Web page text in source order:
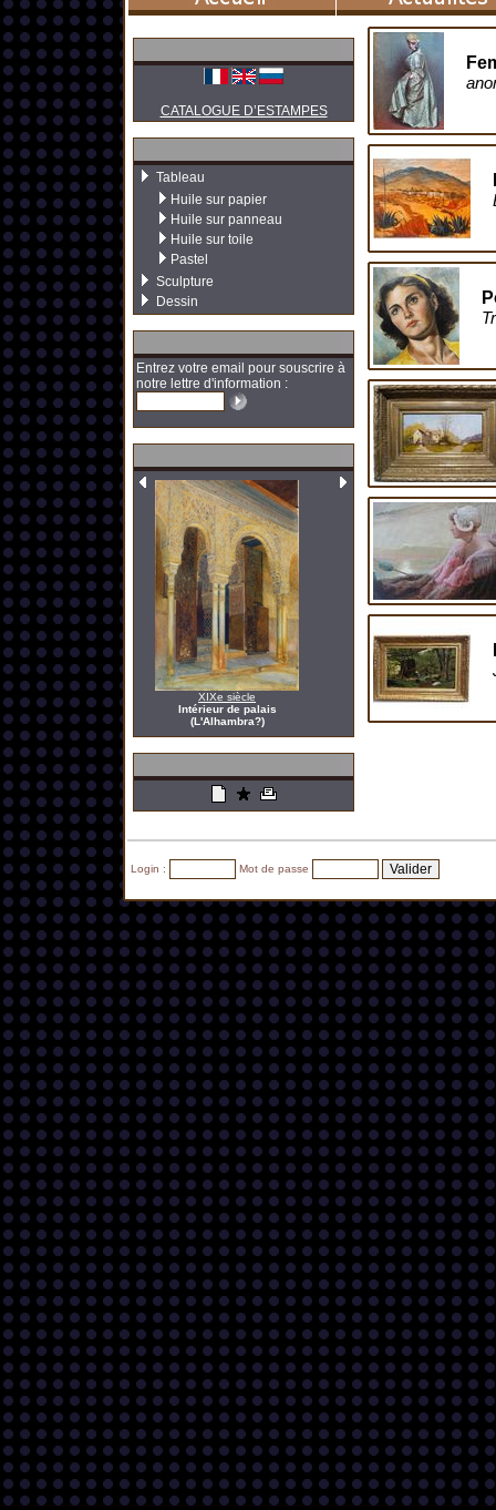
CATALOGUE D’ESTAMPES
Tableau
Huile sur papier
Huile sur panneau
Huile sur toile
Pastel
Sculpture
Dessin
Entrez votre email pour souscrire à
notre lettre d'information :
XIXe siècle
Intérieur de palais
(L'Alhambra?)
Login : Mot de passe